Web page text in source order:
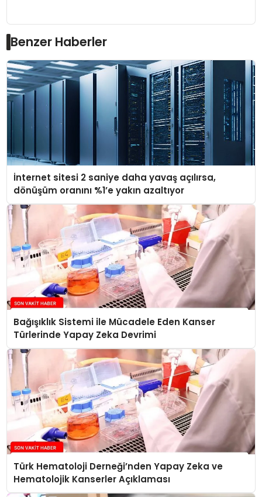
Benzer Haberler
İnternet sitesi 2 saniye daha yavaş açılırsa,
dönüşüm oranını %1’e yakın azaltıyor
Bağışıklık Sistemi ile Mücadele Eden Kanser
Türlerinde Yapay Zeka Devrimi
Türk Hematoloji Derneği’nden Yapay Zeka ve
Hematolojik Kanserler Açıklaması